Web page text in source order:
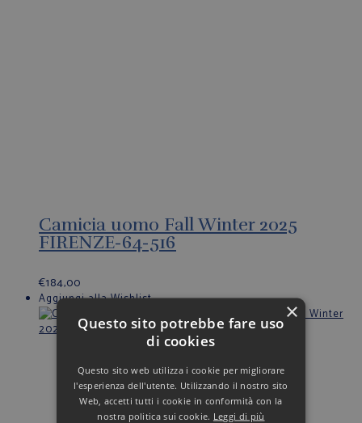
Camicia uomo Fall Winter 2025
FIRENZE-64-516
€184,00
Aggiungi alla Wishlist ×
Questo sito potrebbe fare uso
di cookies
Questo sito web utilizza i cookie per migliorare
l'esperienza dell'utente. Utilizzando il nostro sito
Web, accetti tutti i cookie in conformità con la
nostra politica sui cookie. Leggi di più